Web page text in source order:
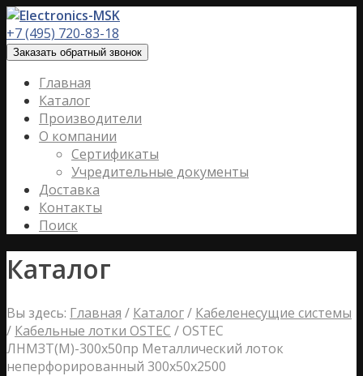
+7 (495) 720-83-18
Заказать обратный звонок
Главная
Каталог
Производители
О компании
Сертификаты
Учредительные документы
Доставка
Контакты
Поиск
Каталог
Вы здесь: Главная / Каталог/ Кабеленесущие системы
/ Кабельные лотки OSTEC /OSTEC
ЛНМЗТ(М)-300х50пр Металлический лоток
неперфорированный 300х50х2500